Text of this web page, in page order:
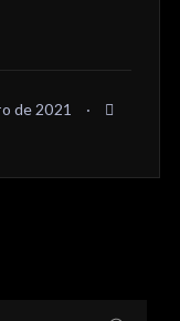
de 2021